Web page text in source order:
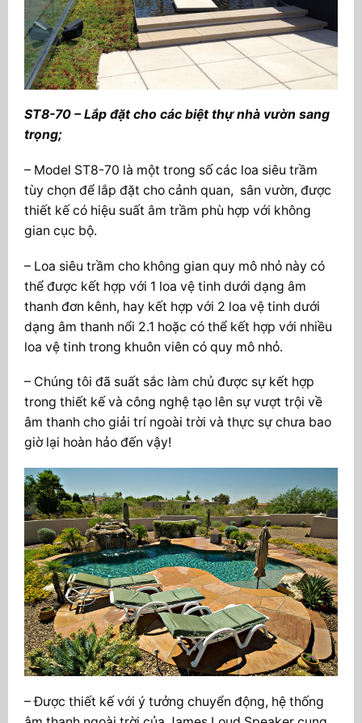
ST8-70 – Lắp đặt cho các biệt thự nhà vườn sang
trọng;
– Model ST8-70 là một trong số các loa siêu trầm
tùy chọn để lắp đặt cho cảnh quan, sân vườn, được
thiết kế có hiệu suất âm trầm phù hợp với không
gian cục bộ.
– Loa siêu trầm cho không gian quy mô nhỏ này có
thể được kết hợp với 1 loa vệ tinh dưới dạng âm
thanh đơn kênh, hay kết hợp với 2 loa vệ tinh dưới
dạng âm thanh nổi 2.1 hoặc có thể kết hợp với nhiều
loa vệ tinh trong khuôn viên có quy mô nhỏ.
– Chúng tôi đã suất sắc làm chủ được sự kết hợp
trong thiết kế và công nghệ tạo lên sự vượt trội về
âm thanh cho giải trí ngoài trời và thực sự chưa bao
giờ lại hoàn hảo đến vậy!
– Được thiết kế với ý tưởng chuyển động, hệ thống